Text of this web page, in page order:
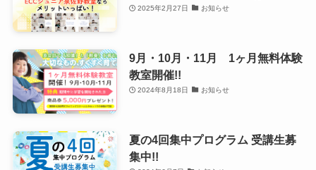
2025年2月27日 お知らせ
9月・10月・11月 1ヶ月無料体験
教室開催!!
2024年8月18日 お知らせ
夏の4回集中プログラム 受講生募
集中!!